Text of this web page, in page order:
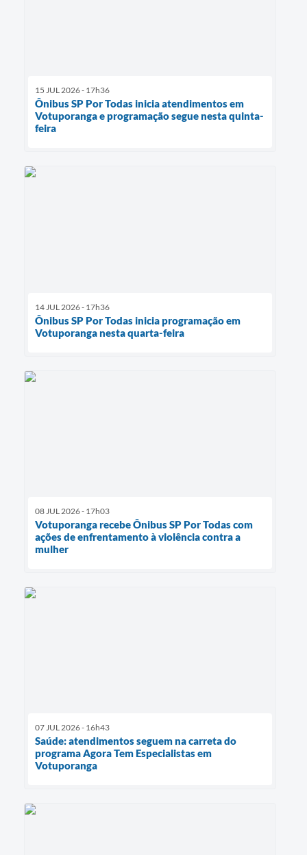
15 JUL 2026 - 17h36
Ônibus SP Por Todas inicia atendimentos em
Votuporanga e programação segue nesta quinta-
feira
14 JUL 2026 - 17h36
Ônibus SP Por Todas inicia programação em
Votuporanga nesta quarta-feira
08 JUL 2026 - 17h03
Votuporanga recebe Ônibus SP Por Todas com
ações de enfrentamento à violência contra a
mulher
07 JUL 2026 - 16h43
Saúde: atendimentos seguem na carreta do
programa Agora Tem Especialistas em
Votuporanga